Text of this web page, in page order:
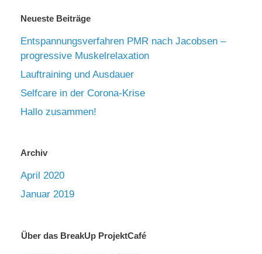
Neueste Beiträge
Entspannungsverfahren PMR nach Jacobsen –
progressive Muskelrelaxation
Lauftraining und Ausdauer
Selfcare in der Corona-Krise
Hallo zusammen!
Archiv
April 2020
Januar 2019
Über das BreakUp ProjektCafé